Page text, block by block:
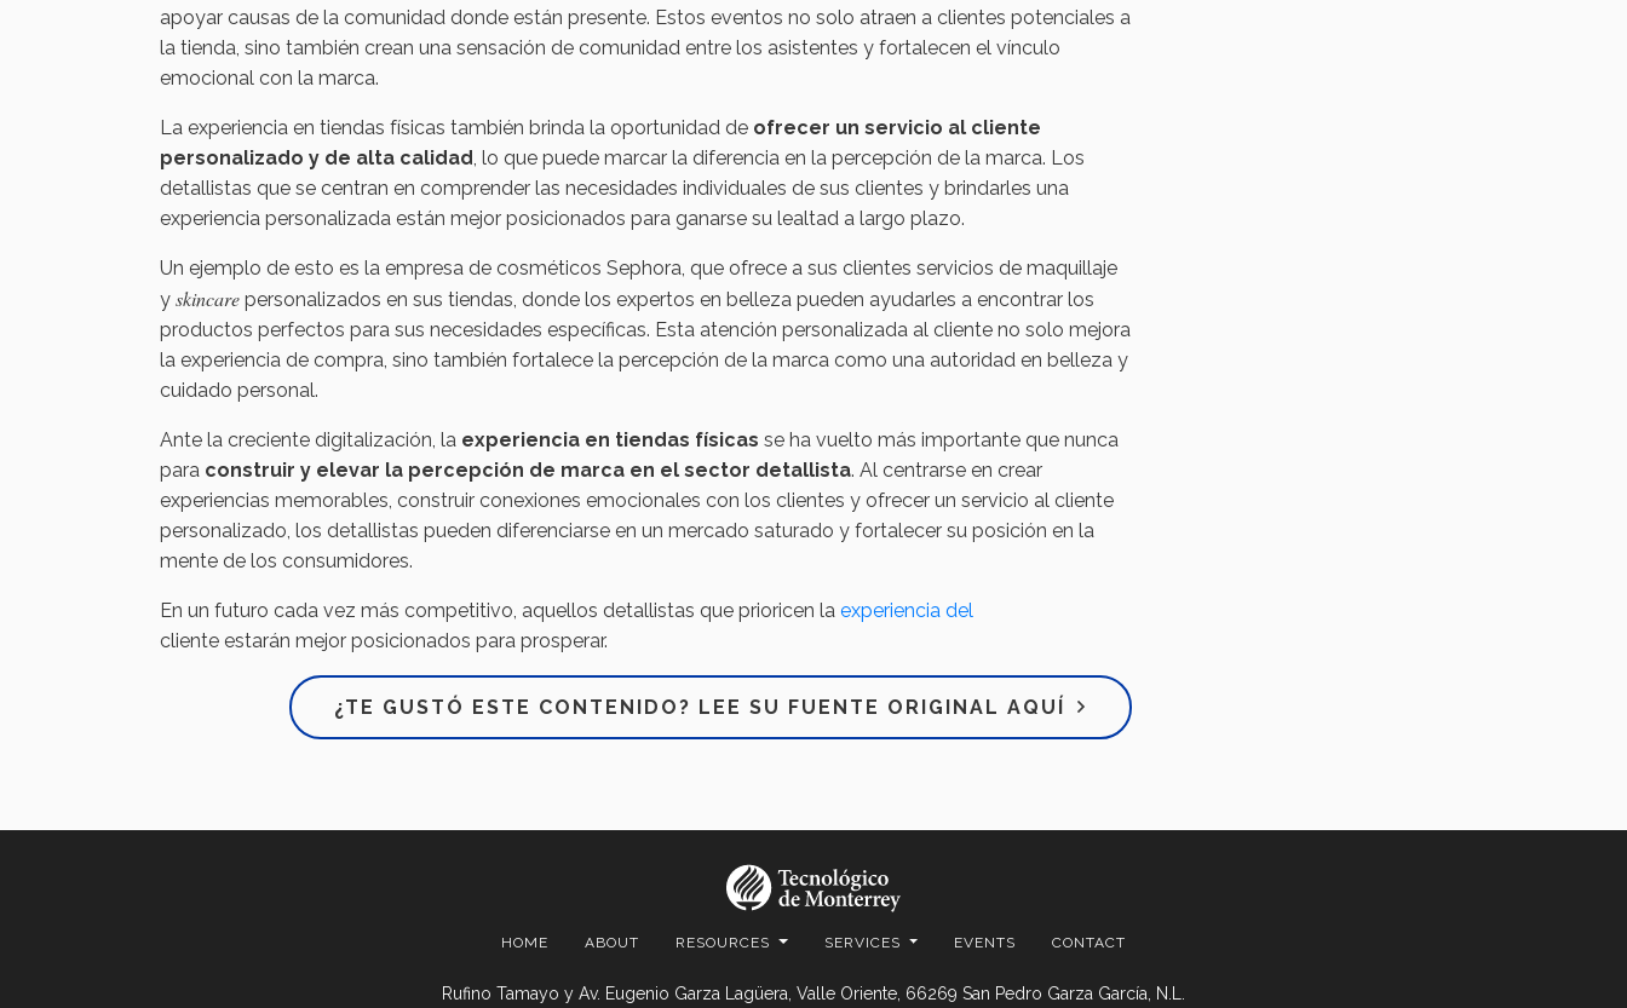
apoyar causas de la comunidad donde están presente. Estos eventos no solo atraen a clientes potenciales a
la tienda, sino también crean una sensación de comunidad entre los asistentes y fortalecen el vínculo
emocional con la marca.
La experiencia en tiendas físicas también brinda la oportunidad de ofrecer un servicio al cliente
personalizado y de alta calidad, lo que puede marcar la diferencia en la percepción de la marca. Los
detallistas que se centran en comprender las necesidades individuales de sus clientes y brindarles una
experiencia personalizada están mejor posicionados para ganarse su lealtad a largo plazo.
Un ejemplo de esto es la empresa de cosméticos Sephora, que ofrece a sus clientes servicios de maquillaje
y skincare personalizados en sus tiendas, donde los expertos en belleza pueden ayudarles a encontrar los
productos perfectos para sus necesidades específicas. Esta atención personalizada al cliente no solo mejora
la experiencia de compra, sino también fortalece la percepción de la marca como una autoridad en belleza y
cuidado personal.
Ante la creciente digitalización, la experiencia en tiendas físicas se ha vuelto más importante que nunca
para construir y elevar la percepción de marca en el sector detallista. Al centrarse en crear
experiencias memorables, construir conexiones emocionales con los clientes y ofrecer un servicio al cliente
personalizado, los detallistas pueden diferenciarse en un mercado saturado y fortalecer su posición en la
mente de los consumidores.
En un futuro cada vez más competitivo, aquellos detallistas que prioricen la experiencia del
cliente estarán mejor posicionados para prosperar.
¿TE GUSTÓ ESTE CONTENIDO? LEE SU FUENTE ORIGINAL AQUÍ
HOME ABOUT RESOURCES SERVICES EVENTS CONTACT
Rufino Tamayo y Av. Eugenio Garza Lagüera, Valle Oriente, 66269 San Pedro Garza García, N.L.